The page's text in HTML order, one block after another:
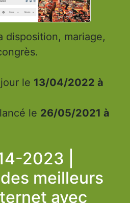
disposition, mariage,
le 13/04/2022 à
le 26/05/2021 à
2023 |
des meilleurs
avec